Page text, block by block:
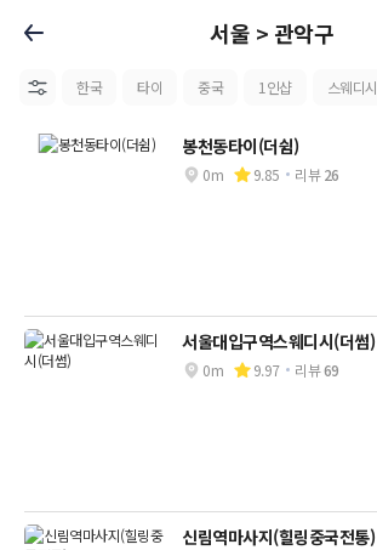
서울 > 관악구
한국 타이 중국 1인샵 스웨디시
봉천동타이(더쉼)
0m 9.85 리뷰26
서울대입구역스웨디시(더썸)
0m 9.97 리뷰69
신림역마사지(힐링중국전통)